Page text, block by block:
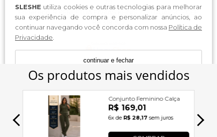
SLESHE utiliza cookies e outras tecnologias para melhorar
sua experiência de compra e personalizar anúncios, ao
continuar navegando você concorda com nossa Política de
Privacidade
continuar e fechar
Endereço: R PERPETUA FARIAS KHNIS 77 - ITAJAÍ/SC - CEP
88.318-522